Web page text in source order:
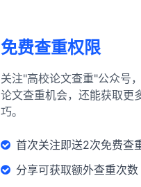
免费查重权限
关注"高校论文查重"公众号
论文查重机会，还能获取更
巧。
首次关注即送2次免费查
分享可获取额外查重次数